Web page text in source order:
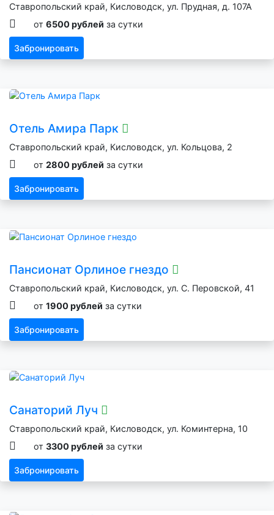
Ставропольский край, Кисловодск, ул. Прудная, д. 107А
от 6500 рублей за сутки
Забронировать
Отель Амира Парк
Ставропольский край, Кисловодск, ул. Кольцова, 2
от 2800 рублей за сутки
Забронировать
Пансионат Орлиное гнездо
Ставропольский край, Кисловодск, ул. С. Перовской, 41
от 1900 рублей за сутки
Забронировать
Санаторий Луч
Ставропольский край, Кисловодск, ул. Коминтерна, 10
от 3300 рублей за сутки
Забронировать